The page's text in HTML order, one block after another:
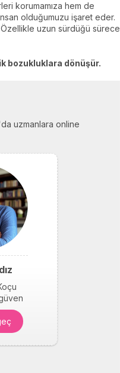
korumamıza hem de
olduğumuzu işaret eder.
Özellikle uzun sürdüğü sürece
bozukluklara dönüşür.
uzmanlara online